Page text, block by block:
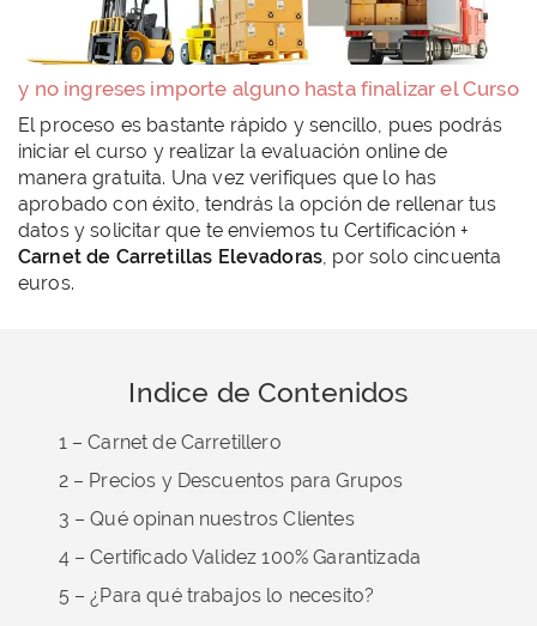
y no ingreses importe alguno hasta finalizar el Curso
El proceso es bastante rápido y sencillo, pues podrás
iniciar el curso y realizar la evaluación online de
manera gratuita. Una vez verifiques que lo has
aprobado con éxito, tendrás la opción de rellenar tus
datos y solicitar que te enviemos tu Certificación +
Carnet de Carretillas Elevadoras , por solo cincuenta
euros.
Indice de Contenidos
1 – Carnet de Carretillero
2 – Precios y Descuentos para Grupos
3 – Qué opinan nuestros Clientes
4 – Certificado Validez 100% Garantizada
5 – ¿Para qué trabajos lo necesito?